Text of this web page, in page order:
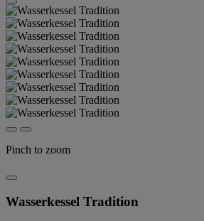
Pinch to zoom
Wasserkessel Tradition